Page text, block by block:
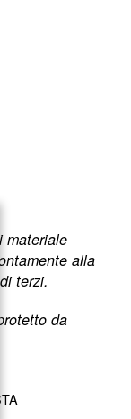
materiale
alla
terzi.
da